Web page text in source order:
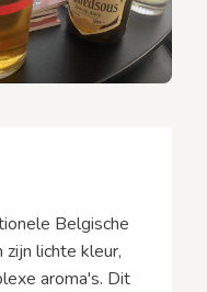
Belgische
lichte kleur,
aroma's. Dit